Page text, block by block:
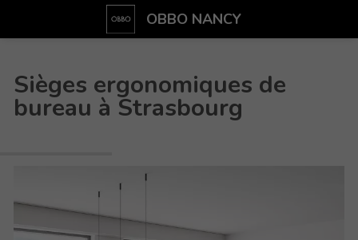
OBBO NANCY
Sièges ergonomiques de
bureau à Strasbourg